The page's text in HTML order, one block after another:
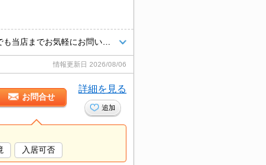
情報更新日 2026/08/06
お問合せ
詳細を見る
追加
入居可否